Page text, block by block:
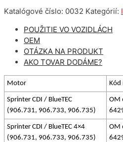
Katalógové číslo: 0032 Kategórií:
POUŽITIE VO VOZIDLÁCH
OEM
OTÁZKA NA PRODUKT
AKO TOVAR DODÁME?
Motor Kód
Sprinter CDI / BlueTEC
(906.731, 906.733, 906.735)
OM
Sprinter CDI / BlueTEC 4×4
(906.731, 906.733, 906.735)
OM